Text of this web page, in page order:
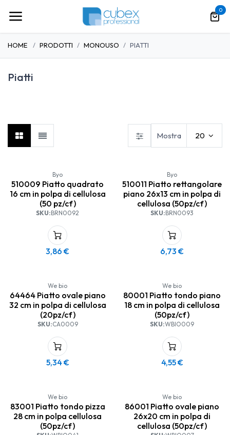
0
HOME PRODOTTI MONOUSO PIATTI
Piatti
Mostra 20
Byo
510009 Piatto quadrato
16 cm in polpa di cellulosa
(50 pz/cf)
SKU:BRN0092
3,86 €
Byo
510011 Piatto rettangolare
piano 26x13 cm in polpa di
cellulosa (50pz/cf)
SKU:BRN0093
6,73 €
We bio
64464 Piatto ovale piano
32 cm in polpa di cellulosa
(20pz/cf)
SKU:CA0009
5,34€
We bio
80001 Piatto tondo piano
18 cm in polpa di cellulosa
(50pz/cf)
SKU:WBIO009
4,55€
We bio
83001 Piatto tondo pizza
28 cm in polpa cellulosa
(50pz/cf)
We bio
86001 Piatto ovale piano
26x20 cm in polpa di
cellulosa (50pz/cf)